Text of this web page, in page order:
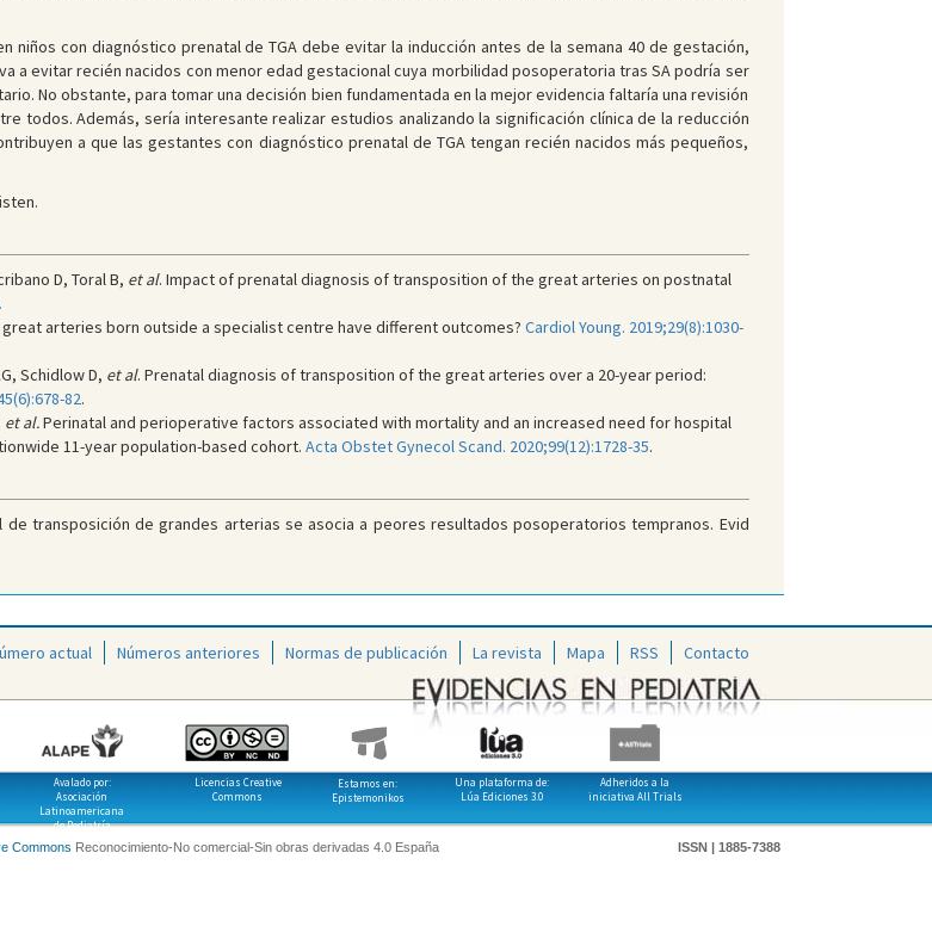
niños con diagnóstico prenatal de TGA debe evitar la inducción antes de la semana 40 de gestación,
a evitar recién nacidos con menor edad gestacional cuya morbilidad posoperatoria tras SA podría ser
No obstante, para tomar una decisión bien fundamentada en la mejor evidencia faltaría una revisión
todos. Además, sería interesante realizar estudios analizando la significación clínica de la reducción
a que las gestantes con diagnóstico prenatal de TGA tengan recién nacidos más pequeños,
D, Toral B, et al. Impact of prenatal diagnosis of transposition of the great arteries on postnatal
great arteries born outside a specialist centre have different outcomes? Cardiol Young. 2019;29(8):1030-
Schidlow D, et al. Prenatal diagnosis of transposition of the great arteries over a 20-year period:
82.
et al.Perinatal and perioperative factors associated with mortality and an increased need for hospital
11-year population-based cohort. Acta Obstet Gynecol Scand. 2020;99(12):1728-35.
de transposición de grandes arterias se asocia a peores resultados posoperatorios tempranos. Evid
actual Números anteriores Normas de publicación La revista Mapa RSS Contacto
Avalado por:
Asociación
Latinoamericana
de Pediatría
Licencias Creative
Commons
Estamos en:
Epistemonikos
Una plataforma de:
Lúa Ediciones 3.0
Adheridos a la
iniciativa All Trials
Commons Reconocimiento-No comercial-Sin obras derivadas 4.0 España ISSN | 1885-7388